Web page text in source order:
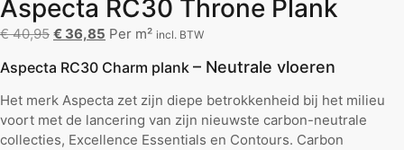
Aspecta RC30 Throne Plank
€40,95 € 36,85 Per m² incl. BTW
Aspecta RC30 Charm plank – Neutrale vloeren
Het merk Aspecta zet zijn diepe betrokkenheid bij het milieu
voort met de lancering van zijn nieuwste carbon-neutrale
collecties, Excellence Essentials en Contours. Carbon